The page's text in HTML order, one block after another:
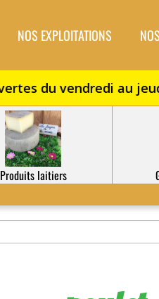
NOS EXPLOITATIONS
Produits laitiers